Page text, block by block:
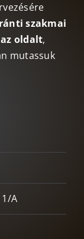
szakmai
oldalt,
mutassuk
A